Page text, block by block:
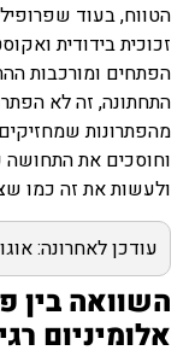
הטווח, בעוד
זכוכית בידודית
הפתחים ומורכבות
התחתונה, זה לא
מהפתרונות שמחזיקים
וחוסכים את התחושה
ולעשות את זה כמו
עודכן לאחרונה: אוגוסט
השוואה בין
אלומיניום רגיל